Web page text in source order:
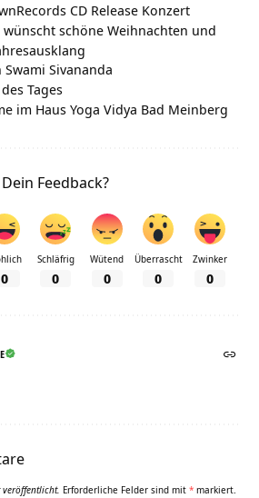
CD Release Konzert
wünscht schöne Weihnachten und
Swami Sivananda
Tages
im Haus Yoga Vidya Bad Meinberg
Dein Feedback?
0
Schläfrig
0
Wütend
0
Überrascht
0
Zwinker
0
veröffentlicht. Erforderliche Felder sind mit * markiert.